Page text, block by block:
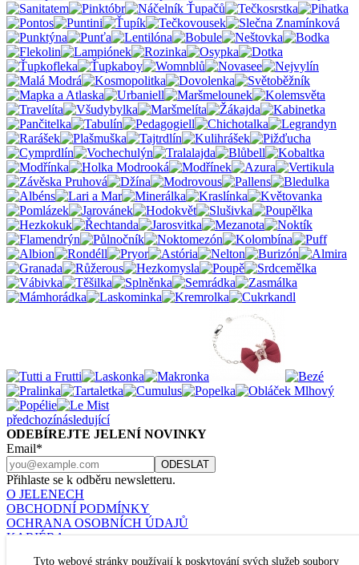
předchozínásledující
ODEBÍREJTE JELENÍ NOVINKY
Email*
Přihlaste se k odběru newsletteru.
O JELENECH
OBCHODNÍ PODMÍNKY
OCHRANA OSOBNÍCH ÚDAJŮ
KARIÉRA
Tyto webové stránky používají k poskytování svých služeb soubory